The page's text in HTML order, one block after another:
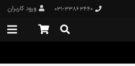
۰۳۱-۳۳۸۶۳۴۴۰ ورود کاربران